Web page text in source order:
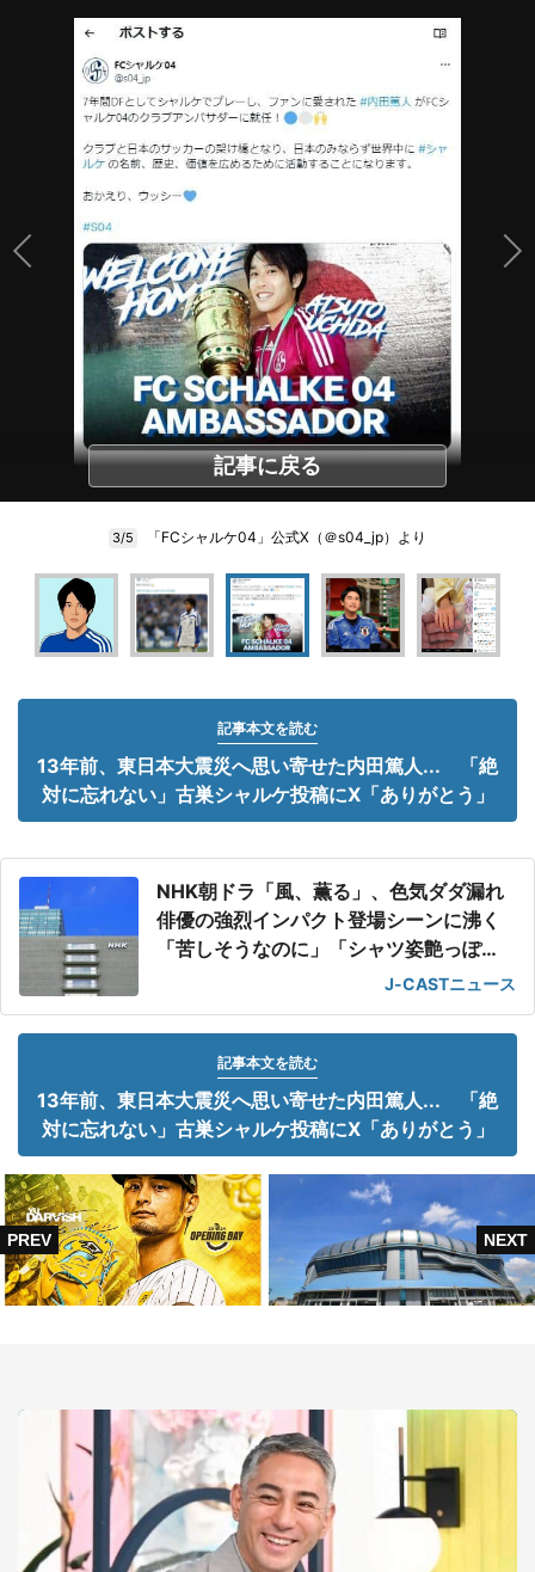
記事に戻る
3/5 「FCシャルケ04」公式X（＠s04_jp）より
記事本文を読む
13年前、東日本大震災へ思い寄せた内田篤人... 「絶
対に忘れない」古巣シャルケ投稿にX「ありがとう」
NHK朝ドラ「風、薫る」、色気ダダ漏れ
俳優の強烈インパクト登場シーンに沸く
「苦しそうなのに」「シャツ姿艶っぽ
J-CASTニュース
記事本文を読む
13年前、東日本大震災へ思い寄せた内田篤人... 「絶
対に忘れない」古巣シャルケ投稿にX「ありがとう」